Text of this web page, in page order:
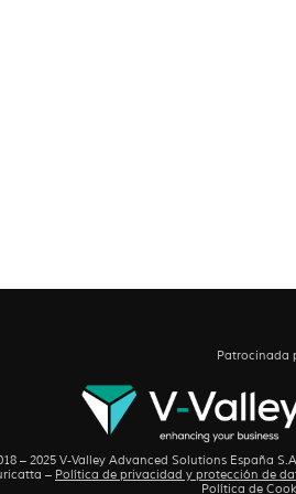
Patrocinada
– 2025 V-Valley Advanced Solutions España
– Política de privacidad y protección de
Política de